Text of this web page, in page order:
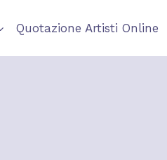
Quotazione Artisti Online